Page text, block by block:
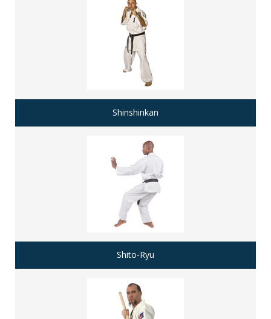
Shinshinkan
Shito-Ryu